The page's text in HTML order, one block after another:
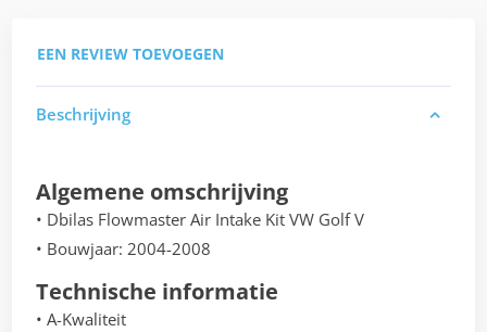
EEN REVIEW TOEVOEGEN
Beschrijving
Algemene omschrijving
• Dbilas Flowmaster Air Intake Kit VW Golf V
• Bouwjaar: 2004-2008
Technische informatie
• A-Kwaliteit